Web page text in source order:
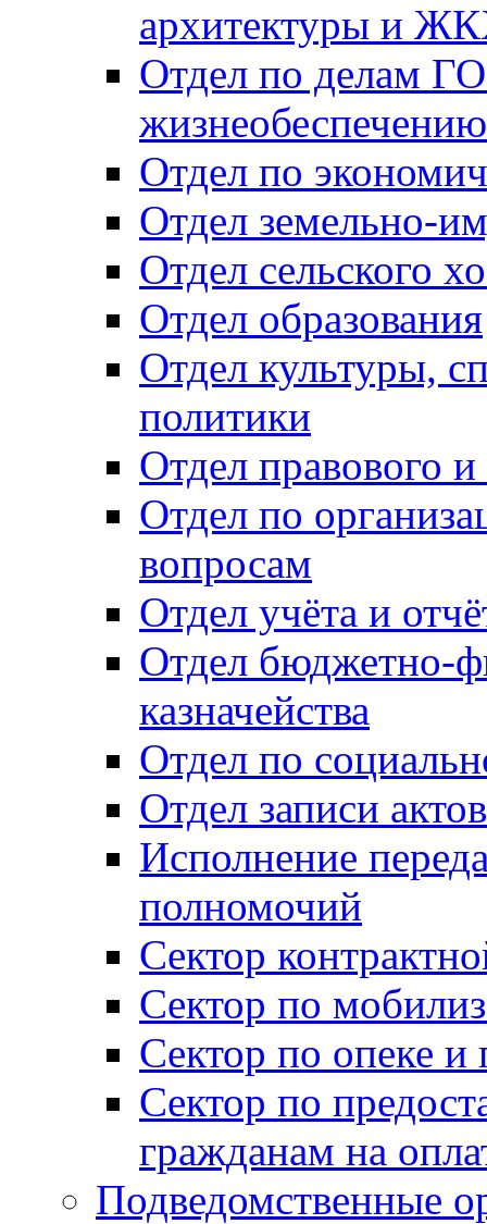
архитектуры и
Отдел по делам
Отдел по
Отдел земельно-
Отдел сельского
Отдел образования
Отдел культуры,
политики
Отдел правового
Отдел по
вопросам
Отдел учёта и
Отдел бюджетно-
казначейства
Отдел по
Отдел записи
Исполнение
полномочий
Сектор
Сектор по
Сектор по опеке и
Сектор по
гражданам на
Подведомственные